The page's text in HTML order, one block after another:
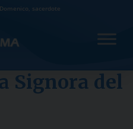
sacerdote
Signora del